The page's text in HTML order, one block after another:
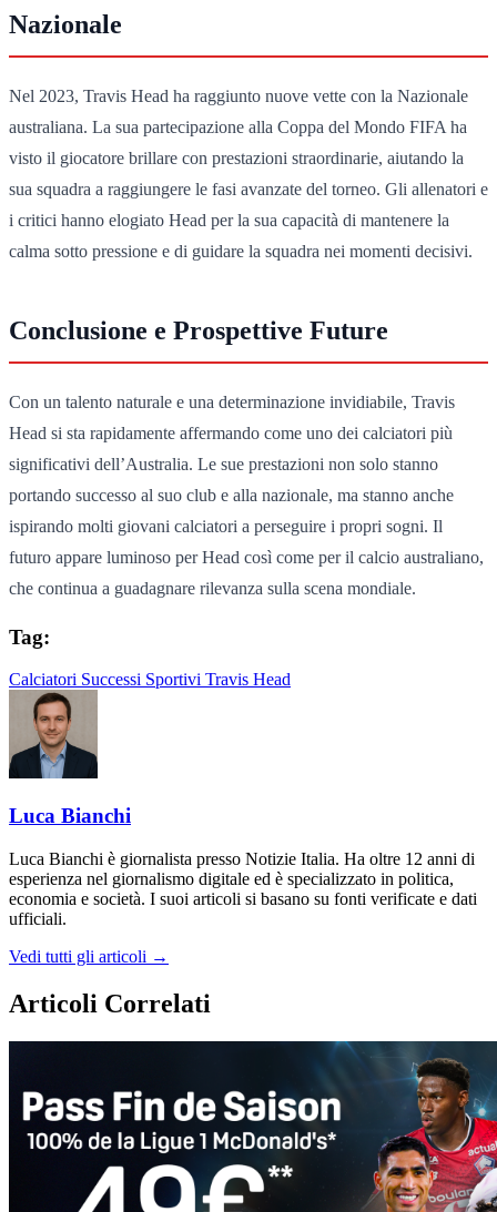
Nazionale
Nel 2023, Travis Head ha raggiunto nuove vette con la Nazionale
australiana. La sua partecipazione alla Coppa del Mondo FIFA ha
visto il giocatore brillare con prestazioni straordinarie, aiutando la
sua squadra a raggiungere le fasi avanzate del torneo. Gli allenatori e
i critici hanno elogiato Head per la sua capacità di mantenere la
calma sotto pressione e di guidare la squadra nei momenti decisivi.
Conclusione e Prospettive Future
Con un talento naturale e una determinazione invidiabile, Travis
Head si sta rapidamente affermando come uno dei calciatori più
significativi dell’Australia. Le sue prestazioni non solo stanno
portando successo al suo club e alla nazionale, ma stanno anche
ispirando molti giovani calciatori a perseguire i propri sogni. Il
futuro appare luminoso per Head così come per il calcio australiano,
che continua a guadagnare rilevanza sulla scena mondiale.
Tag:
Calciatori Successi Sportivi Travis Head
Luca Bianchi
Luca Bianchi è giornalista presso Notizie Italia. Ha oltre 12 anni di
esperienza nel giornalismo digitale ed è specializzato in politica,
economia e società. I suoi articoli si basano su fonti verificate e dati
ufficiali.
Vedi tutti gli articoli →
Articoli Correlati